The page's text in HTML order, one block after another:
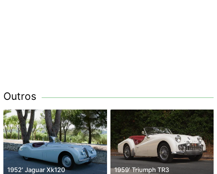
Outros
1952' Jaguar Xk120 1959' Triumph TR3